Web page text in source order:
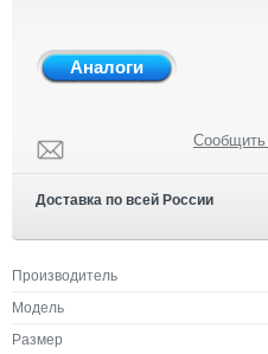
Аналоги
Сообщить
Доставка по всей России
Производитель
Модель
Размер